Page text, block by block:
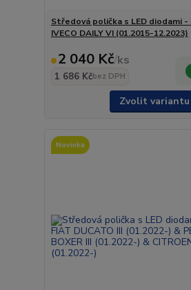
Středová polička s LED diodami -
IVECO DAILY VI (01.2015-12.2023)
2 040 Kč/ks
1 686 Kčbez DPH
Zvolit variantu
Novinka